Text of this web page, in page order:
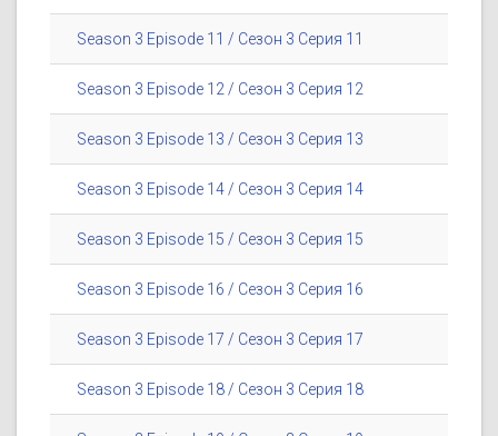
Season 3 Episode 11 / Сезон 3 Серия 11
Season 3 Episode 12 / Сезон 3 Серия 12
Season 3 Episode 13 / Сезон 3 Серия 13
Season 3 Episode 14 / Сезон 3 Серия 14
Season 3 Episode 15 / Сезон 3 Серия 15
Season 3 Episode 16 / Сезон 3 Серия 16
Season 3 Episode 17 / Сезон 3 Серия 17
Season 3 Episode 18 / Сезон 3 Серия 18